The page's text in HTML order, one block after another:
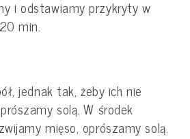
i odstawiamy przykryty w
min.
jednak tak, żeby ich nie
solą. W środek
mięso, oprószamy solą.